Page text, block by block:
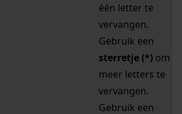
één letter te
vervangen.
Gebruik een
sterretje (*) om
meer letters te
vervangen.
Gebruik een